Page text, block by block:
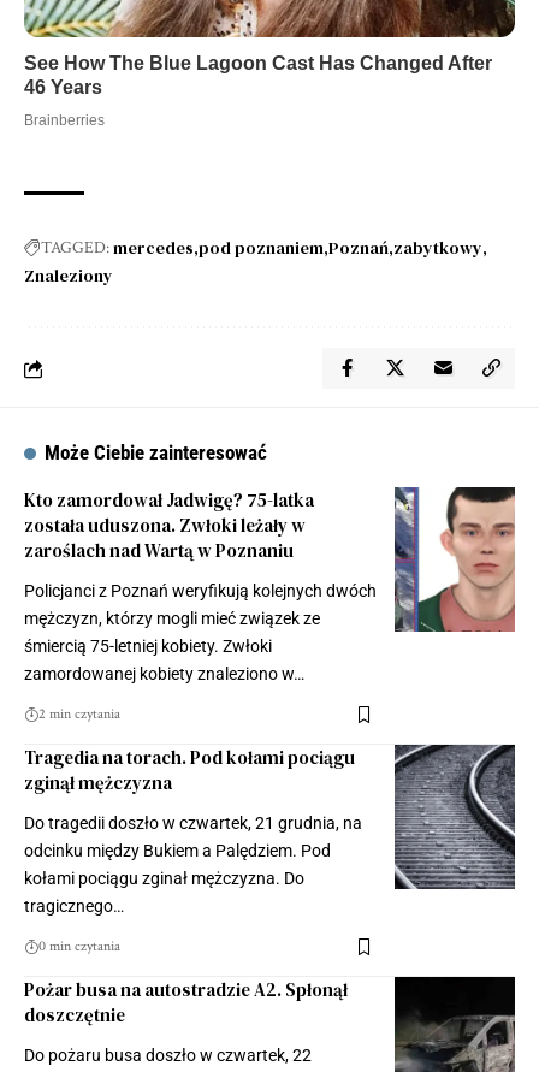
TAGGED:mercedes pod poznaniem Poznań zabytkowy
Znaleziony
Może Ciebie zainteresować
Kto zamordował Jadwigę? 75-latka
została uduszona. Zwłoki leżały w
zaroślach nad Wartą w Poznaniu
Policjanci z Poznań weryfikują kolejnych dwóch
mężczyzn, którzy mogli mieć związek ze
śmiercią 75-letniej kobiety. Zwłoki
zamordowanej kobiety znaleziono w…
2 min czytania
Tragedia na torach. Pod kołami pociągu
zginął mężczyzna
Do tragedii doszło w czwartek, 21 grudnia, na
odcinku między Bukiem a Palędziem. Pod
kołami pociągu zginał mężczyzna. Do
tragicznego…
0 min czytania
Pożar busa na autostradzie A2. Spłonął
doszczętnie
Do pożaru busa doszło w czwartek, 22